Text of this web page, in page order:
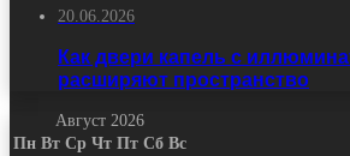
20.06.2026
Как двери капель с
расширяют пространство
Август 2026
Пн Вт Ср Чт Пт Сб Вс